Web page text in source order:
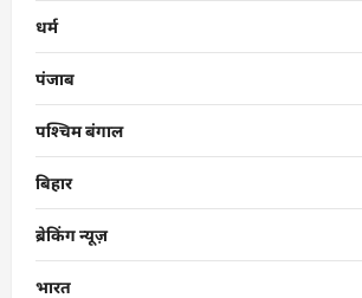
धर्म
पंजाब
पश्चिम बंगाल
बिहार
ब्रेकिंग न्यूज़
भारत